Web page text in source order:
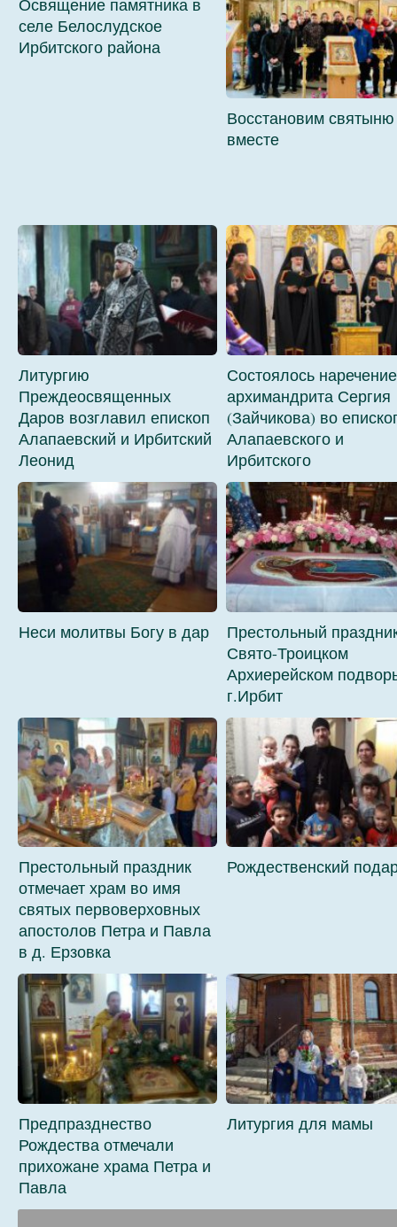
Освящение памятника в
селе Белослудское
Ирбитского района
Восстановим святыню
вместе
Литургию
Преждеосвященных
Даров возглавил епископ
Алапаевский и Ирбитский
Леонид
Состоялось наречение
архимандрита Сергия
(Зайчикова) во
Алапаевского и
Ирбитского
Неси молитвы Богу в дар
Престольный
Свято-Троицком
Архиерейском
г.Ирбит
Престольный праздник
отмечает храм во имя
святых первоверховных
апостолов Петра и Павла
в д. Ерзовка
Рождественский
Предпразднество
Рождества отмечали
прихожане храма Петра и
Павла
Литургия для мамы